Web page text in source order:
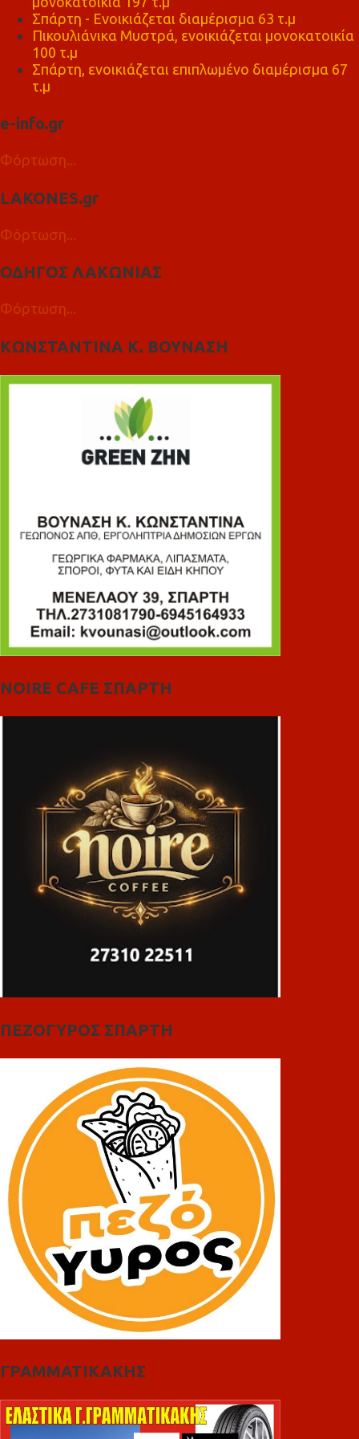
Σπάρτη - Ενοικιάζεται διαμέρισμα 63 τ.μ
Πικουλιάνικα Μυστρά, ενοικιάζεται μονοκατοικία
100 τ.μ
Σπάρτη, ενοικιάζεται επιπλωμένο διαμέρισμα 67
τ.μ
e-info.gr
Φόρτωση...
LAKONES.gr
Φόρτωση...
ΟΔΗΓΟΣ ΛΑΚΩΝΙΑΣ
Φόρτωση...
ΚΩΝΣΤΑΝΤΙΝΑ Κ. ΒΟΥΝΑΣΗ
NOIRE CAFE ΣΠΑΡΤΗ
ΠΕΖΟΓΥΡΟΣ ΣΠΑΡΤΗ
ΓΡΑΜΜΑΤΙΚΑΚΗΣ